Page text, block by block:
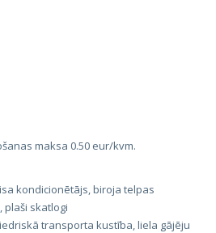
maksa 0.50 eur/kvm.
kondicionētājs, biroja telpas
plaši skatlogi
transporta kustība, liela gājēju